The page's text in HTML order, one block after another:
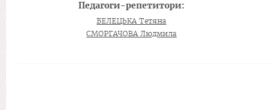
Педагоги-репетитори:
БЕЛЕЦЬКА Тетяна
СМОРГАЧОВА Людмила